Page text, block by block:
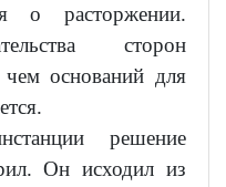
о расторжении.
сторон
чем оснований для
решение
Он исходил из